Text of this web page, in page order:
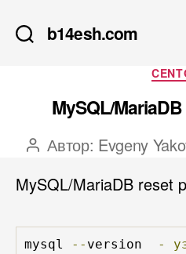
b14esh.com
MySQL/
Автор
Автор: Evgeny
MySQL/MariaDB reset
mysql -- version -